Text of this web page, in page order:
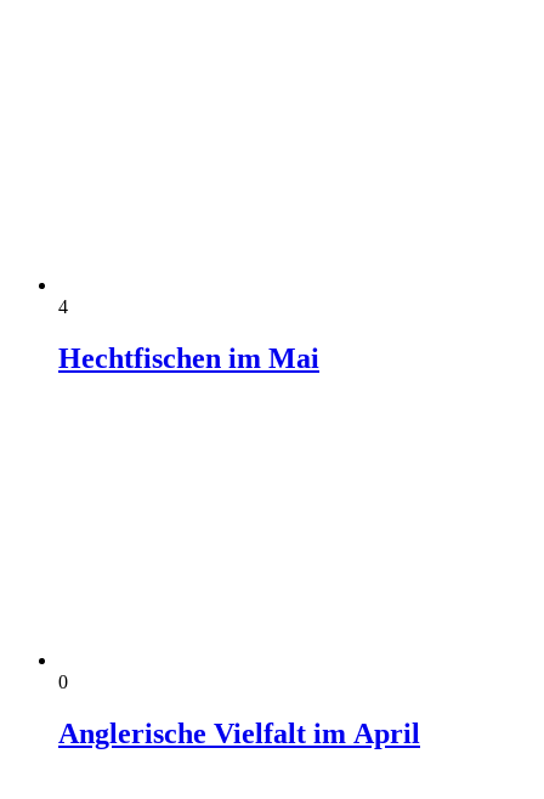
4
Hechtfischen im Mai
0
Anglerische Vielfalt im April